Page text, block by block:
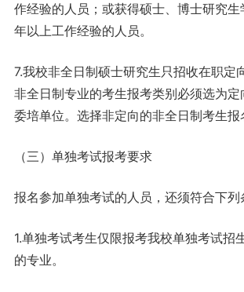
作经验的人员；或获得硕士、博士研究
年以上工作经验的人员。
7.我校非全日制硕士研究生只招收在职定
非全日制专业的考生报考类别必须选为定
委培单位。选择非定向的非全日制考生报
（三）单独考试报考要求
报名参加单独考试的人员，还须符合下列
1.单独考试考生仅限报考我校单独考试招
的专业。